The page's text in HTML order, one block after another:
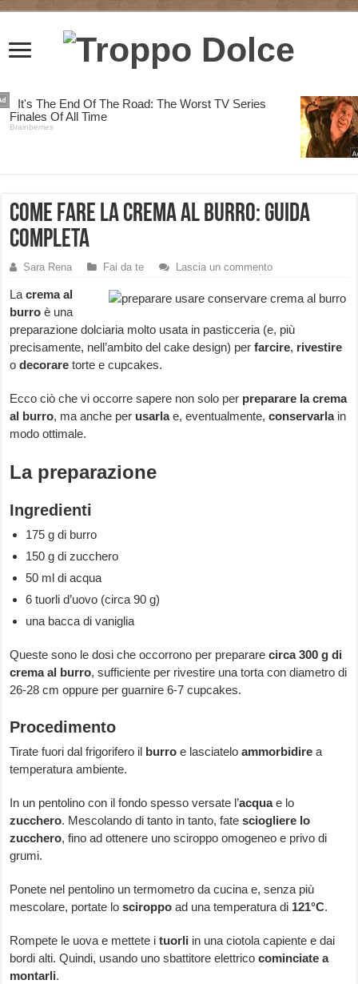
Come fare la Crema al burro: guida
completa
Sara Rena Fai da te Lascia un commento
Lacrema al
burro è una
preparazione dolciaria molto usata in pasticceria (e, più
precisamente, nell’ambito del cake design) perfarcire, rivestire
odecorare torte e cupcakes.
Ecco ciò che vi occorre sapere non solo per preparare la crema
al burro, ma anche per usarlae, eventualmente,conservarlain
modo ottimale.
La preparazione
Ingredienti
175 g di burro
150 g di zucchero
50 ml di acqua
6 tuorli d’uovo (circa 90 g)
una bacca di vaniglia
Queste sono le dosi che occorrono per prepararecirca 300 g di
crema al burro, sufficiente per rivestire una torta con diametro di
26-28 cm oppure per guarnire 6-7 cupcakes.
Procedimento
Tirate fuori dal frigorifero il burro e lasciateloammorbidire a
temperatura ambiente.
In un pentolino con il fondo spesso versate l’acquae lo
zucchero. Mescolando di tanto in tanto, fatesciogliere lo
zucchero, fino ad ottenere uno sciroppo omogeneo e privo di
grumi.
Ponete nel pentolino un termometro da cucina e, senza più
mescolare, portate losciroppo ad una temperatura di 121°C.
Rompete le uova e mettete ituorli in una ciotola capiente e dai
bordi alti. Quindi, usando uno sbattitore elettricocominciate a
montarli.